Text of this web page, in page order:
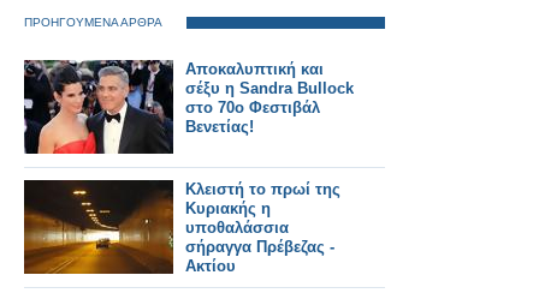
ΠΡΟΗΓΟΥΜΕΝΑ ΑΡΘΡΑ
Αποκαλυπτική και
σέξυ η Sandra Bullock
στο 70ο Φεστιβάλ
Βενετίας!
Κλειστή το πρωί της
Κυριακής η
υποθαλάσσια
σήραγγα Πρέβεζας -
Aκτίου